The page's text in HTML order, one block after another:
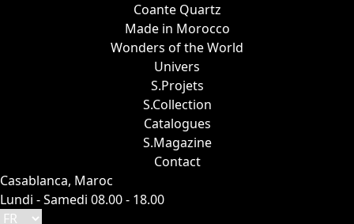
Coante Quartz
Made in Morocco
Wonders of the World
Univers
S.Projets
S.Collection
Catalogues
S.Magazine
Contact
Casablanca, Maroc
Lundi - Samedi 08.00 - 18.00